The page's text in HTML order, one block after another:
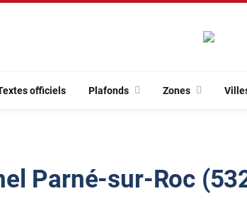
officiels Plafonds Zones
Parné-sur-Roc